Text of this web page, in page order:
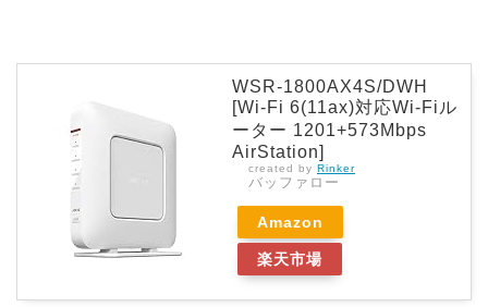
WSR-1800AX4S/DWH
[Wi-Fi 6(11ax)対応Wi-Fiル
ーター 1201+573Mbps
AirStation]
created by Rinker
バッファロー
Amazon
楽天市場